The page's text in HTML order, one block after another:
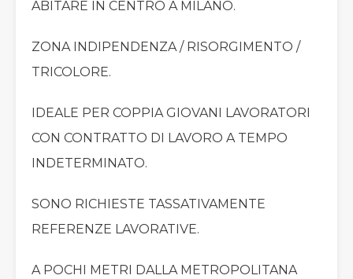
ABITARE IN CENTRO A MILANO.
ZONA INDIPENDENZA / RISORGIMENTO /
TRICOLORE.
IDEALE PER COPPIA GIOVANI LAVORATORI
CON CONTRATTO DI LAVORO A TEMPO
INDETERMINATO.
SONO RICHIESTE TASSATIVAMENTE
REFERENZE LAVORATIVE.
A POCHI METRI DALLA METROPOLITANA